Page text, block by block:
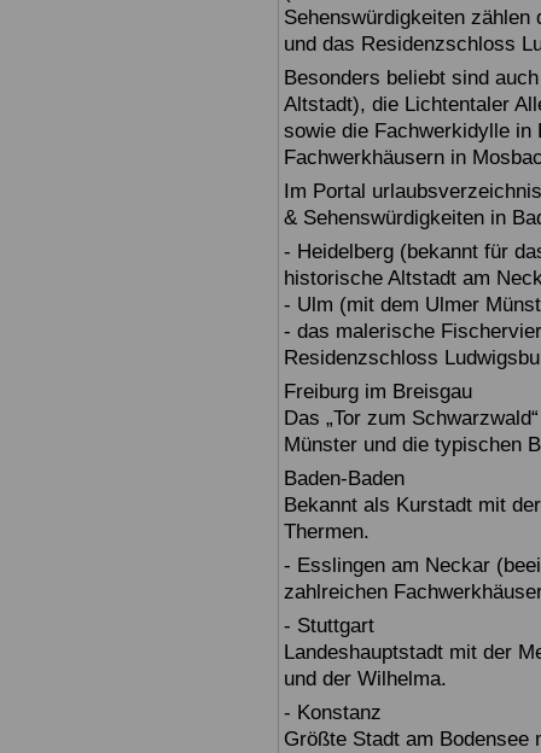
Sehenswürdigkeiten
und das Residenzschloss
Besonders beliebt sind
Altstadt), die Lichtentaler
sowie die Fachwerkidylle in
Fachwerkhäusern in
Im Portal
& Sehenswürdigkeiten in
- Heidelberg (bekannt für
historische Altstadt am
- Ulm (mit dem Ulmer
- das malerische
Residenzschloss
Freiburg im Breisgau
Das „Tor zum
Münster und die typischen
Baden-Baden
Bekannt als Kurstadt mit
Thermen.
- Esslingen am Neckar
zahlreichen
- Stuttgart
Landeshauptstadt mit der
und der Wilhelma.
- Konstanz
Größte Stadt am Bodensee